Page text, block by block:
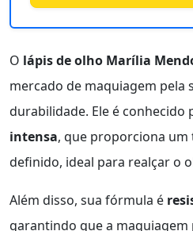
O lápis de olho Marília
mercado de maquiagem pela
durabilidade. Ele é conhecido
intensa, que proporciona
definido, ideal para realçar o
Além disso, sua fórmula é
garantindo que a maquiagem